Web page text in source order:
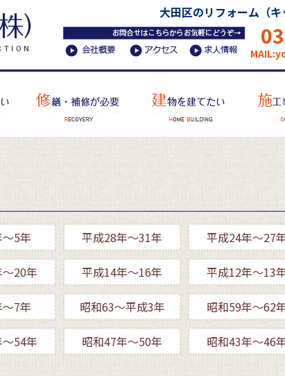
大田区のリフォーム（
5年 平成28年～31年 平成24年～27
20年 平成14年～16年 平成12年～13
7年 昭和63～平成3年 昭和59年～62
54年 昭和47年～50年 昭和43年～46